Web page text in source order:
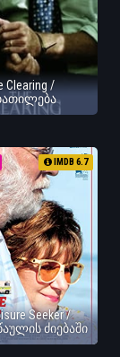
Clearing /
IMDB 6.7
Seeker /
ძიებაში